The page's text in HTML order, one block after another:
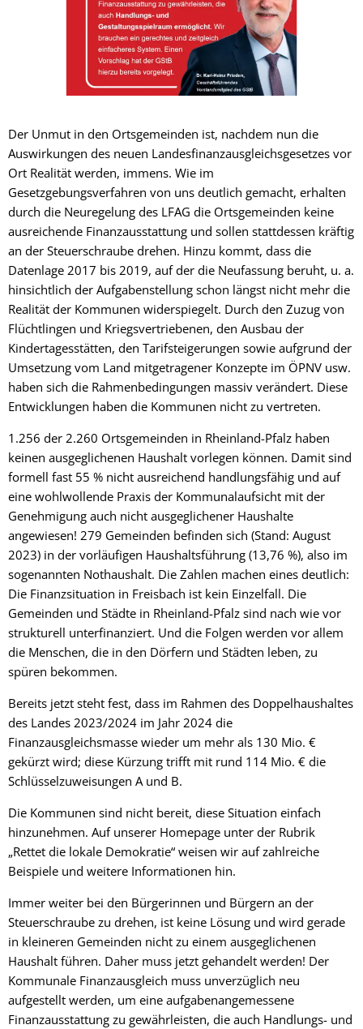
Der Unmut in den Ortsgemeinden ist, nachdem nun die
Auswirkungen des neuen Landesfinanzausgleichsgesetzes vor
Ort Realität werden, immens. Wie im
Gesetzgebungsverfahren von uns deutlich gemacht, erhalten
durch die Neuregelung des LFAG die Ortsgemeinden keine
ausreichende Finanzausstattung und sollen stattdessen kräftig
an der Steuerschraube drehen. Hinzu kommt, dass die
Datenlage 2017 bis 2019, auf der die Neufassung beruht, u. a.
hinsichtlich der Aufgabenstellung schon längst nicht mehr die
Realität der Kommunen widerspiegelt. Durch den Zuzug von
Flüchtlingen und Kriegsvertriebenen, den Ausbau der
Kindertagesstätten, den Tarifsteigerungen sowie aufgrund der
Umsetzung vom Land mitgetragener Konzepte im ÖPNV usw.
haben sich die Rahmenbedingungen massiv verändert. Diese
Entwicklungen haben die Kommunen nicht zu vertreten.
1.256 der 2.260 Ortsgemeinden in Rheinland-Pfalz haben
keinen ausgeglichenen Haushalt vorlegen können. Damit sind
formell fast 55 % nicht ausreichend handlungsfähig und auf
eine wohlwollende Praxis der Kommunalaufsicht mit der
Genehmigung auch nicht ausgeglichener Haushalte
angewiesen! 279 Gemeinden befinden sich (Stand: August
2023) in der vorläufigen Haushaltsführung (13,76 %), also im
sogenannten Nothaushalt. Die Zahlen machen eines deutlich:
Die Finanzsituation in Freisbach ist kein Einzelfall. Die
Gemeinden und Städte in Rheinland-Pfalz sind nach wie vor
strukturell unterfinanziert. Und die Folgen werden vor allem
die Menschen, die in den Dörfern und Städten leben, zu
spüren bekommen.
Bereits jetzt steht fest, dass im Rahmen des Doppelhaushaltes
des Landes 2023/2024 im Jahr 2024 die
Finanzausgleichsmasse wieder um mehr als 130 Mio. €
gekürzt wird; diese Kürzung trifft mit rund 114 Mio. € die
Schlüsselzuweisungen A und B.
Die Kommunen sind nicht bereit, diese Situation einfach
hinzunehmen. Auf unserer Homepage unter der Rubrik
„Rettet die lokale Demokratie“ weisen wir auf zahlreiche
Beispiele und weitere Informationen hin.
Immer weiter bei den Bürgerinnen und Bürgern an der
Steuerschraube zu drehen, ist keine Lösung und wird gerade
in kleineren Gemeinden nicht zu einem ausgeglichenen
Haushalt führen. Daher muss jetzt gehandelt werden! Der
Kommunale Finanzausgleich muss unverzüglich neu
aufgestellt werden, um eine aufgabenangemessene
Finanzausstattung zu gewährleisten, die auch Handlungs- und